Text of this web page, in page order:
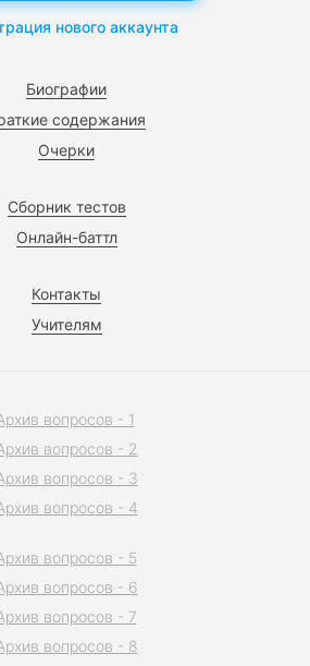
Биографии
содержания
Очерки
Сборник тестов
Онлайн-баттл
Контакты
Учителям
нового аккаунта
вопросов - 1
вопросов - 2
вопросов - 3
вопросов - 4
вопросов - 5
вопросов - 6
вопросов - 7
вопросов - 8